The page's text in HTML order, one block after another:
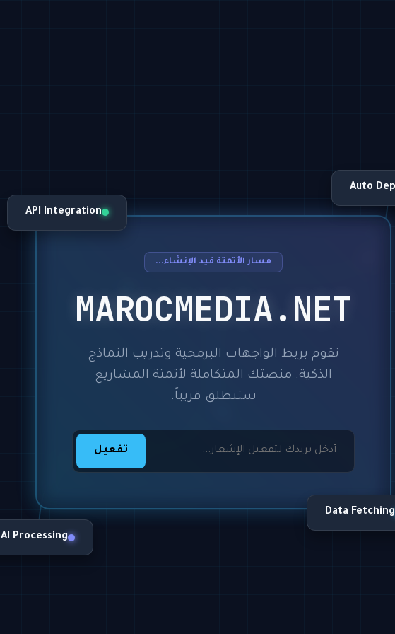
مسار الأتمتة قيد الإنشاء...
MAROCMEDIA.NET
نقوم بربط الواجهات البرمجية وتدريب النماذج
الذكية. منصتك المتكاملة لأتمتة المشاريع
ستنطلق قريباً.
تفعيل
Data Fetching
AI Processing
API Integration
Auto